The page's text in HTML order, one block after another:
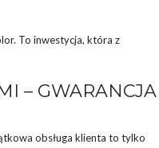
To inwestycja, która z
– GWARANCJA
obsługa klienta to tylko